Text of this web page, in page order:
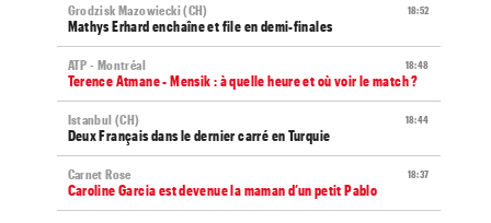
18:52
Grodzisk Mazowiecki (CH)
Mathys Erhard enchaîne et file en demi-finales
18:48
ATP - Montréal
Terence Atmane - Mensik : à quelle heure et où voir le match ?
18:44
Istanbul (CH)
Deux Français dans le dernier carré en Turquie
18:37
Carnet Rose
Caroline Garcia est devenue la maman d’un petit Pablo